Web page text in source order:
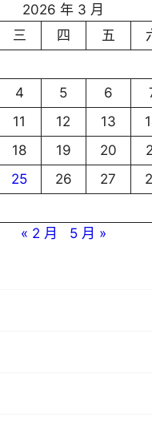
2026 年 3 月
三 四 五
4 5 6
11 12 13
18 19 20
25 26 27
« 2 月
5 月 »